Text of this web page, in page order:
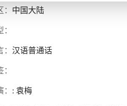
中国大陆
汉语普通话
: 袁梅